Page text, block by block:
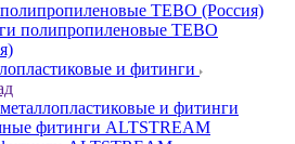
TEBO (Россия)
полипропиленовые TEBO
и фитинги
и фитинги
фитинги ALTSTREAM